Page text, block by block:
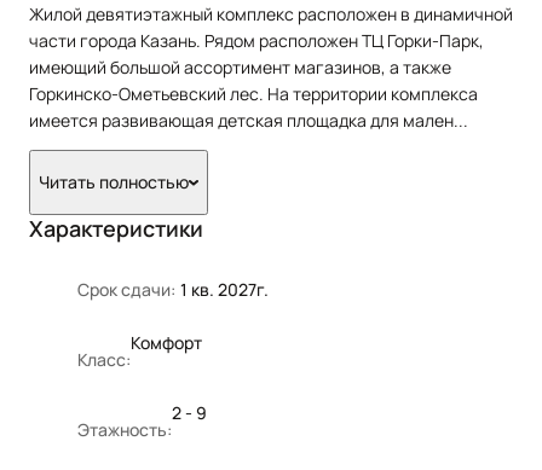
Жилой девятиэтажный комплекс расположен в динамичной
части города Казань. Рядом расположен ТЦ Горки-Парк,
имеющий большой ассортимент магазинов, а также
Горкинско-Ометьевский лес. На территории комплекса
имеется развивающая детская площадка для мален...
Читать полностью
Характеристики
Срок сдачи: 1 кв. 2027г.
Класс:
Комфорт
Этажность:
2 - 9